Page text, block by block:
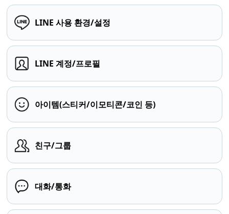
LINE 사용 환경/설정
LINE 계정/프로필
아이템(스티커/이모티콘/코인 등)
친구/그룹
대화/통화